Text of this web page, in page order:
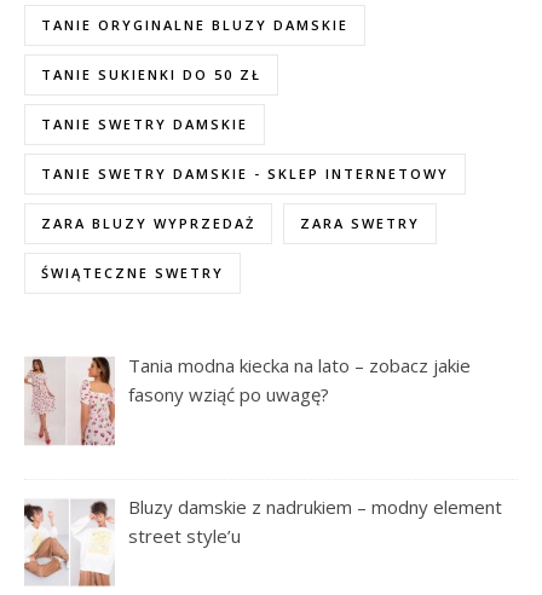
TANIE ORYGINALNE BLUZY DAMSKIE
TANIE SUKIENKI DO 50 ZŁ
TANIE SWETRY DAMSKIE
TANIE SWETRY DAMSKIE - SKLEP INTERNETOWY
ZARA BLUZY WYPRZEDAŻ ZARA SWETRY
ŚWIĄTECZNE SWETRY
Tania modna kiecka na lato – zobacz jakie
fasony wziąć po uwagę?
Bluzy damskie z nadrukiem – modny element
street style’u